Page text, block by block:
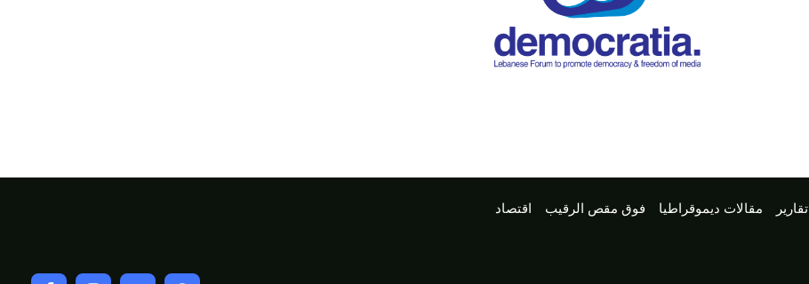
تقارير مقالات ديموقراطيا فوق مقص الرقيب
اقتصاد